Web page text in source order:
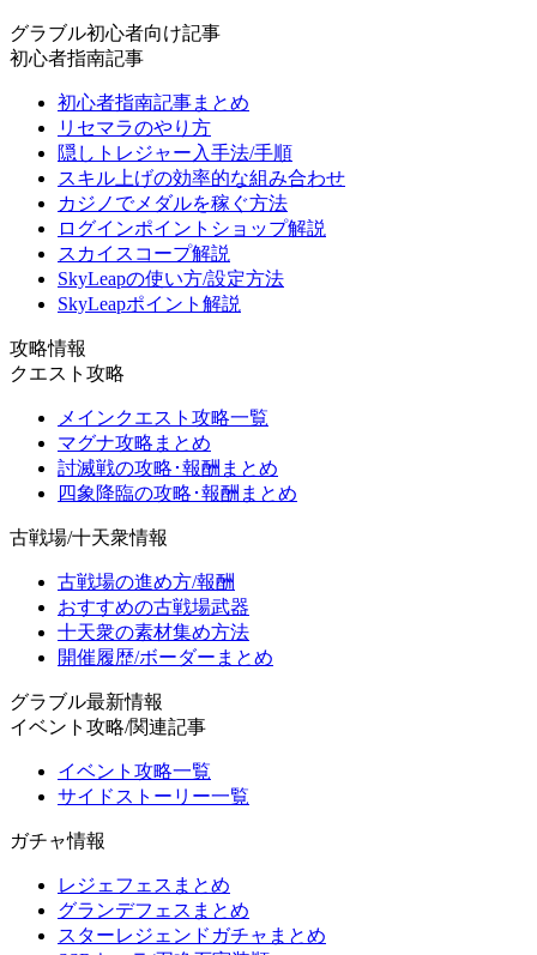
グラブル初心者向け記事
初心者指南記事
初心者指南記事まとめ
リセマラのやり方
隠しトレジャー入手法/手順
スキル上げの効率的な組み合わせ
カジノでメダルを稼ぐ方法
ログインポイントショップ解説
スカイスコープ解説
SkyLeapの使い方/設定方法
SkyLeapポイント解説
攻略情報
クエスト攻略
メインクエスト攻略一覧
マグナ攻略まとめ
討滅戦の攻略･報酬まとめ
四象降臨の攻略･報酬まとめ
古戦場/十天衆情報
古戦場の進め方/報酬
おすすめの古戦場武器
十天衆の素材集め方法
開催履歴/ボーダーまとめ
グラブル最新情報
イベント攻略/関連記事
イベント攻略一覧
サイドストーリー一覧
ガチャ情報
レジェフェスまとめ
グランデフェスまとめ
スターレジェンドガチャまとめ